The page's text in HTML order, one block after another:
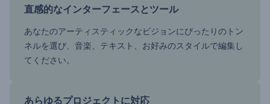
直感的なインターフェースとツール
あなたのアーティスティックなビジョンにぴったりのトン
ネルを選び、音楽、テキスト、お好みのスタイルで編集し
てください。
あらゆるプロジェクトに対応